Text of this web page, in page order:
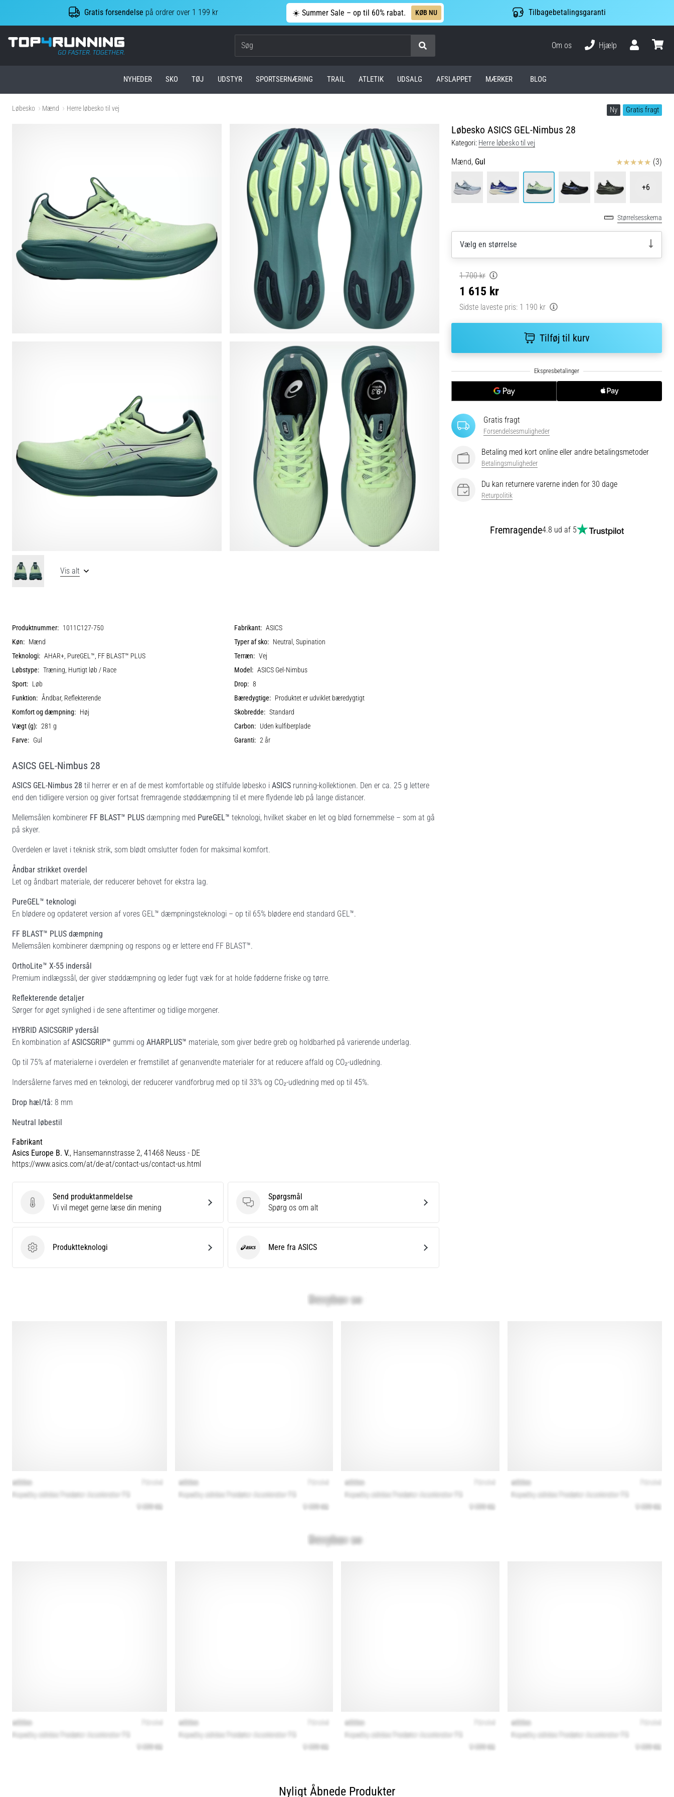
Gratis forsendelse på ordrer over 1 199 kr ☀️ Summer Sale – op til 60% rabat. KØB NU Tilbagebetalingsgaranti
Top4Running.dk
Om os
Hjælp
NYHEDER SKO TØJ UDSTYR SPORTSERNÆRING TRAIL ATLETIK UDSALG AFSLAPPET MÆRKER BLOG
Løbesko Mænd Herre løbesko til vej Ny Gratis fragt
Løbesko ASICS GEL-Nimbus 28
Kategori: Herre løbesko til vej
Mænd, Gul Anmeldelser (3)
+6
Størrelsesskema
Vælg en størrelse
1 700 kr
1 615 kr
Sidste laveste pris: 1 190 kr
Tilføj til kurv
Gratis fragt
Forsendelsesmuligheder
Betaling med kort online eller andre betalingsmetoder
Betalingsmuligheder
Du kan returnere varerne inden for 30 dage
Returpolitik
Fremragende4.8 ud af 5
Vis alt
Produktnummer: 1011C127-750 Fabrikant: ASICS
Køn: Mænd Typer af sko: Neutral, Supination
Teknologi: AHAR+, PureGEL™, FF BLAST™ PLUS Terræn: Vej
Løbstype: Træning, Hurtigt løb / Race Model: ASICS Gel-Nimbus
Sport: Løb Drop: 8
Funktion: Åndbar, Reflekterende Bæredygtige: Produktet er udviklet bæredygtigt
Komfort og dæmpning: Høj Skobredde: Standard
Vægt (g): 281 g Carbon: Uden kulfiberplade
Farve: Gul Garanti: 2 år
ASICS GEL-Nimbus 28
ASICS GEL-Nimbus 28 til herrer er en af de mest komfortable og stilfulde løbesko i ASICS running-kollektionen. Den er ca. 25 g lettere
end den tidligere version og giver fortsat fremragende støddæmpning til et mere flydende løb på lange distancer.
Mellemsålen kombinerer FF BLAST™ PLUS dæmpning med PureGEL™ teknologi, hvilket skaber en let og blød fornemmelse – som at gå
på skyer.
Overdelen er lavet i teknisk strik, som blødt omslutter foden for maksimal komfort.
Åndbar strikket overdel
Let og åndbart materiale, der reducerer behovet for ekstra lag.
PureGEL™ teknologi
En blødere og opdateret version af vores GEL™ dæmpningsteknologi – op til 65% blødere end standard GEL™.
FF BLAST™ PLUS dæmpning
Mellemsålen kombinerer dæmpning og respons og er lettere end FF BLAST™.
OrthoLite™ X-55 indersål
Premium indlægssål, der giver støddæmpning og leder fugt væk for at holde fødderne friske og tørre.
Reflekterende detaljer
Sørger for øget synlighed i de sene aftentimer og tidlige morgener.
HYBRID ASICSGRIP ydersål
En kombination af ASICSGRIP™ gummi og AHARPLUS™ materiale, som giver bedre greb og holdbarhed på varierende underlag.
Op til 75% af materialerne i overdelen er fremstillet af genanvendte materialer for at reducere affald og CO₂-udledning.
Indersålerne farves med en teknologi, der reducerer vandforbrug med op til 33% og CO₂-udledning med op til 45%.
Drop hæl/tå: 8 mm
Neutral løbestil
Fabrikant
Asics Europe B. V., Hansemannstrasse 2, 41468 Neuss - DE
https://www.asics.com/at/de-at/contact-us/contact-us.html
Send produktanmeldelse
Send produktanmeldelse
Vi vil meget gerne læse din mening
Spørgsmål
Spørgsmål
Spørg os om alt
Produktteknologi
Produktteknologi ASICS Mere fra ASICS
Nyligt Åbnede Produkter